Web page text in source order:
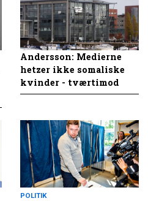
Andersson: Medierne
hetzer ikke somaliske
kvinder - tværtimod
POLITIK